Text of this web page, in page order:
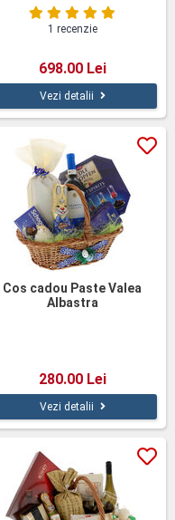
1 recenzie
698.00 Lei
Vezi detalii
Cos cadou Paste Valea
Albastra
280.00 Lei
Vezi detalii